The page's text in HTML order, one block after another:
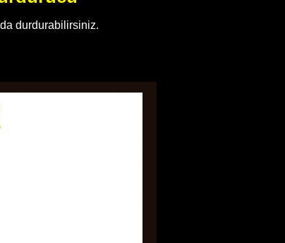
durdurabilirsiniz.